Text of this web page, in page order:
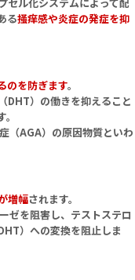
る掻痒感や炎症の発症を抑
のを防ぎます。
DHT）の働きを抑えること
（AGA）の原因物質といわ
増幅されます。
ゼを阻害し、テストステロ
）への変換を阻止しま